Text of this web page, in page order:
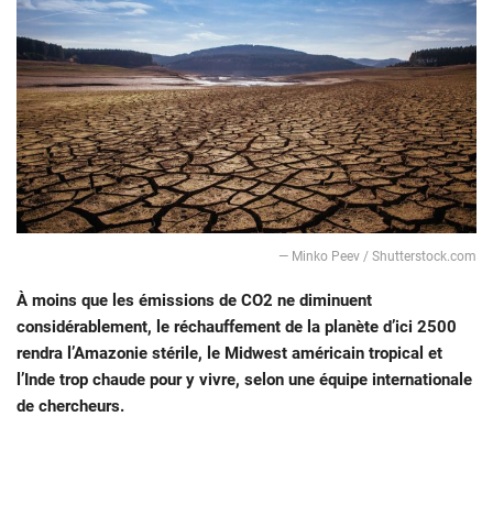
— Minko Peev / Shutterstock.com
À moins que les émissions de CO2 ne diminuent
considérablement, le réchauffement de la planète d’ici 2500
rendra l’Amazonie stérile, le Midwest américain tropical et
l’Inde trop chaude pour y vivre, selon une équipe internationale
de chercheurs.